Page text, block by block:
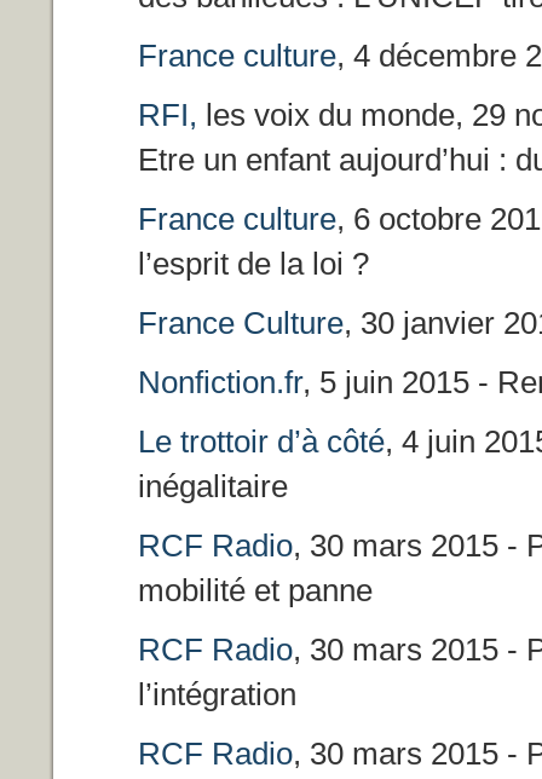
France culture, 4 décembre
RFI, les voix du monde, 29
Etre un enfant aujourd’hui :
France culture, 6 octobre
l’esprit de la loi ?
France Culture, 30 janvier
Nonfiction.fr, 5 juin 2015 -
Le trottoir d’à côté, 4 juin
inégalitaire
RCF Radio, 30 mars 2015 -
mobilité et panne
RCF Radio, 30 mars 2015 -
l’intégration
RCF Radio, 30 mars 2015 -